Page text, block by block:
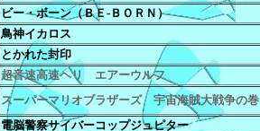
ビー・ボーン（ＢＥ-ＢＯＲＮ）
鳥神イカロス
とかれた封印
超音速高速ヘリ エアーウルフ
スーパーマリオブラザーズ 宇宙海賊大戦争の巻
電脳警察サイバーコップジュピター